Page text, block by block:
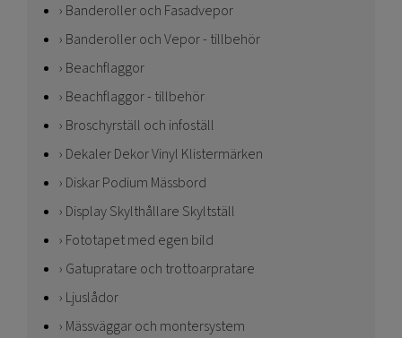
Banderoller och Fasadvepor
Banderoller och Vepor - tillbehör
Beachflaggor
Beachflaggor - tillbehör
Broschyrställ och infoställ
Dekaler Dekor Vinyl Klistermärken
Diskar Podium Mässbord
Display Skylthållare Skyltställ
Fototapet med egen bild
Gatupratare och trottoarpratare
Ljuslådor
Mässväggar och montersystem